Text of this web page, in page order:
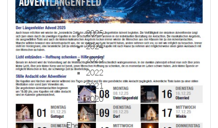
Geburten
2026
2025
2024
2023
2022
2021
2020
2019
Ehe